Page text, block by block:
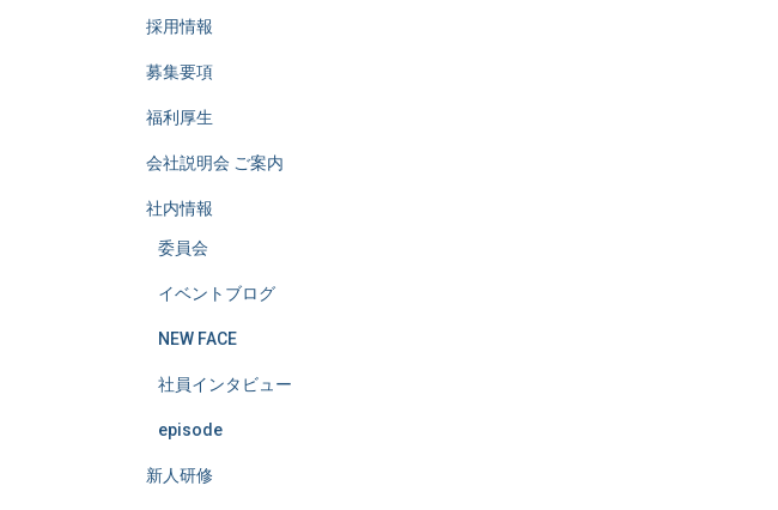
採用情報
募集要項
福利厚生
会社説明会 ご案内
社内情報
委員会
イベントブログ
NEW FACE
社員インタビュー
episode
新人研修